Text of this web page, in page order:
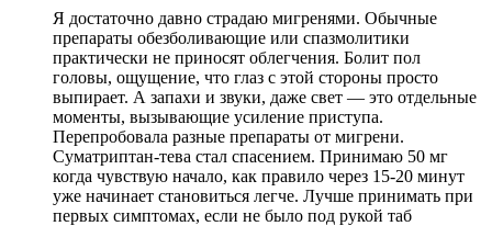
Я достаточно давно страдаю мигренями. Обычные
препараты обезболивающие или спазмолитики
практически не приносят облегчения. Болит пол
головы, ощущение, что глаз с этой стороны просто
выпирает. А запахи и звуки, даже свет — это отдельные
моменты, вызывающие усиление приступа.
Перепробовала разные препараты от мигрени.
Суматриптан-тева стал спасением. Принимаю 50 мг
когда чувствую начало, как правило через 15-20 минут
уже начинает становиться легче. Лучше принимать при
первых симптомах, если не было под рукой таб